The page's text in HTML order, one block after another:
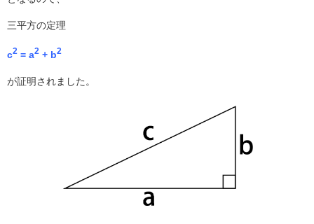
三平方の定理
c2 = a2 + b2
が証明されました。